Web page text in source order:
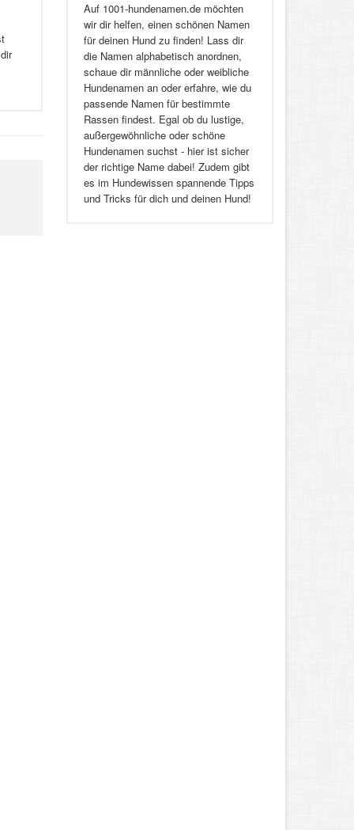
Auf 1001-hundenamen.de möchten
wir dir helfen, einen schönen Namen
für deinen Hund zu finden! Lass dir
die Namen alphabetisch anordnen,
schaue dir männliche oder weibliche
Hundenamen an oder erfahre, wie du
passende Namen für bestimmte
Rassen findest. Egal ob du lustige,
außergewöhnliche oder schöne
Hundenamen suchst - hier ist sicher
der richtige Name dabei! Zudem gibt
es im Hundewissen spannende Tipps
und Tricks für dich und deinen Hund!